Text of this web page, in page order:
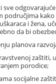
sve
područjima
i žena,
da bi
planova
zaštiti,
porodice;
socijalne